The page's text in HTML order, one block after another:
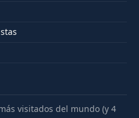
visitados del mundo (y 4